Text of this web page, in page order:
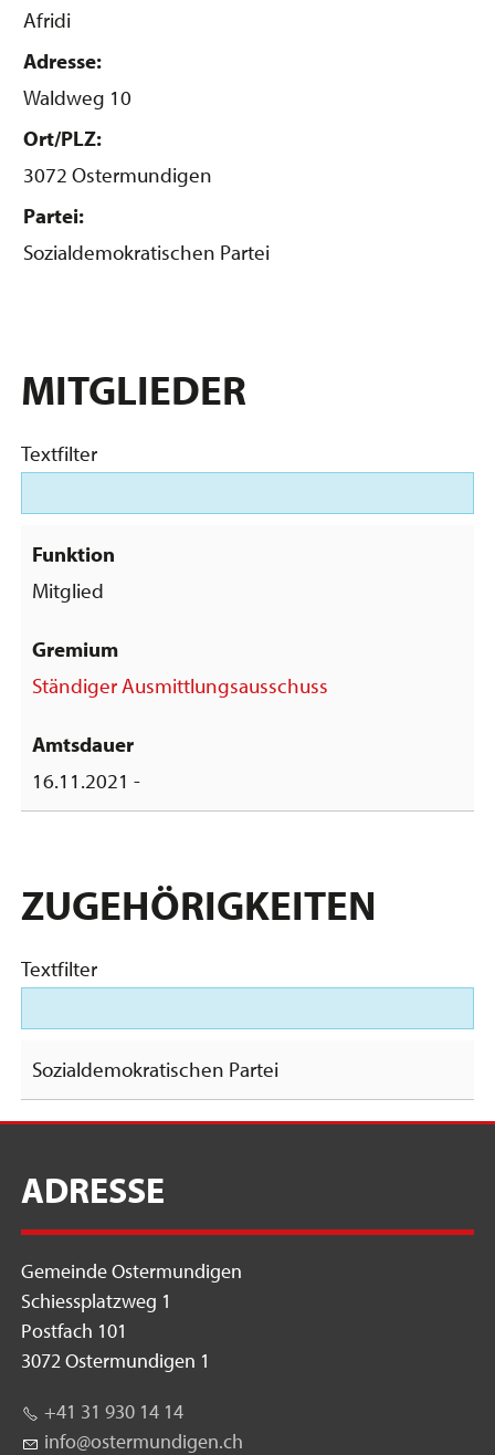
Afridi
Adresse:
Waldweg 10
Ort/PLZ:
3072 Ostermundigen
Partei:
Sozialdemokratischen Partei
MITGLIEDER
Textfilter
Mitglied
Ständiger Ausmittlungsausschuss
16.11.2021 -
ZUGEHÖRIGKEITEN
Textfilter
Sozialdemokratischen Partei
ADRESSE
Gemeinde Ostermundigen
Schiessplatzweg 1
Postfach 101
3072 Ostermundigen 1
+41 31 930 14 14
nf
st rm nd g n ch